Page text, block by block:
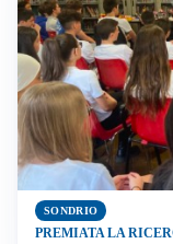
SONDRIO
PREMIATA LA